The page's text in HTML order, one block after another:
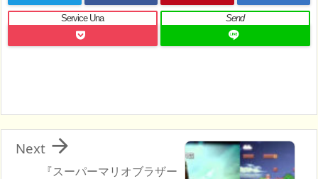
Service Una Send
『スーパーマリオブラザー

Next